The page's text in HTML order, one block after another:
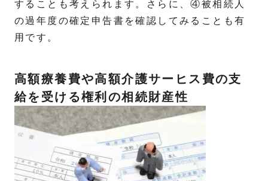
することも考えられます。さらに、④被相続人
の過年度の確定申告書を確認してみることも有
用です。
高額療養費や高額介護サーヒス費の支
給を受ける権利の相続財産性